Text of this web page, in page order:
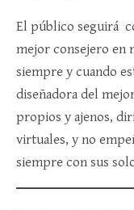
El público seguirá
mejor consejero en
siempre y cuando
diseñadora del
propios y ajenos,
virtuales, y no
siempre con sus